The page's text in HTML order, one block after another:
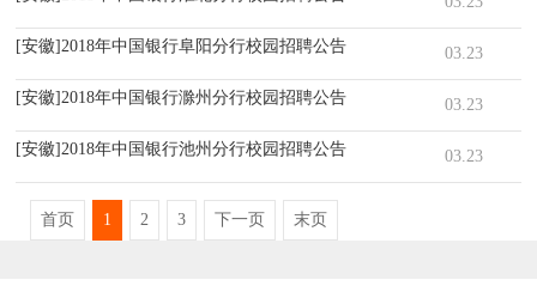
[安徽]2018年中国银行阜阳分行校园招聘公告 03.23
[安徽]2018年中国银行滁州分行校园招聘公告 03.23
[安徽]2018年中国银行池州分行校园招聘公告 03.23
首页 1 2 3 下一页 末页